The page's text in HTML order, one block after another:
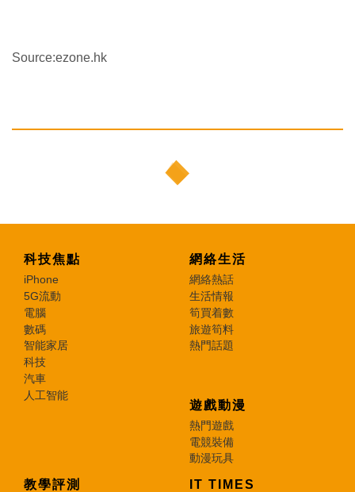
Source:ezone.hk
科技焦點
iPhone
5G流動
電腦
數碼
智能家居
科技
汽車
人工智能
網絡生活
網絡熱話
生活情報
筍買着數
旅遊筍料
熱門話題
遊戲動漫
熱門遊戲
電競裝備
動漫玩具
教學評測 IT TIMES